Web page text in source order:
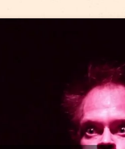
награды за
до 18
купить по
от 7 лет.
http://ej.uz/